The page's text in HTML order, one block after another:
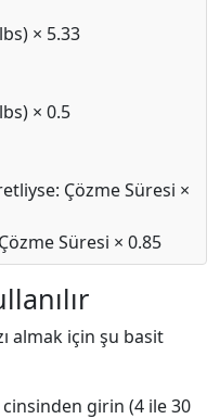
× 5.33
× 0.5
Çözme Süresi ×
Süresi × 0.85
almak için şu basit
cinsinden girin (4 ile 30